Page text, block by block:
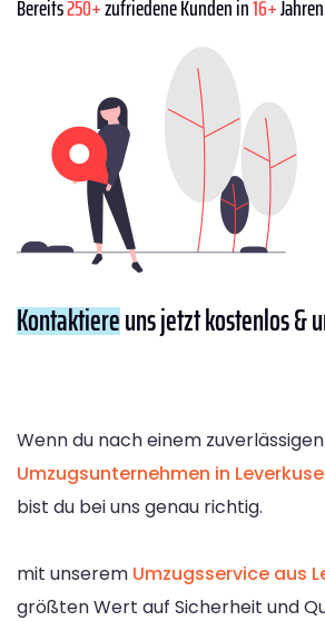
Bereits250+zufriedene Kunden in16+
Kontaktiereuns jetzt kostenlos &
Wenn du nach einem
Umzugsunternehmen in
bist du bei uns genau richtig.
mit unserem Umzugsservice aus
größten Wert auf Sicherheit und